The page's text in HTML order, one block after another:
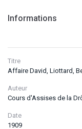
Informations
Titre
Affaire David, Liottard,
Auteur
Cours d'Assises de la
Date
1909